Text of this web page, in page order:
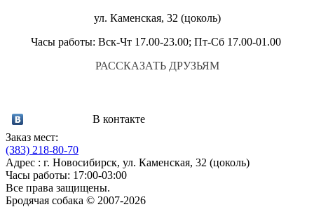
ул. Каменская, 32 (цоколь)
Часы работы: Вск-Чт 17.00-23.00; Пт-Сб 17.00-01.00
РАССКАЗАТЬ ДРУЗЬЯМ
В контакте
Заказ мест:
(383) 218-80-70
Адрес : г. Новосибирск, ул. Каменская, 32 (цоколь)
Часы работы: 17:00-03:00
Все права защищены.
Бродячая собака © 2007-2026